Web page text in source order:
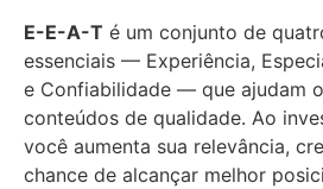
E-E-A-T é um conjunto de
essenciais — Experiência,
e Confiabilidade — que ajudam
conteúdos de qualidade. Ao
você aumenta sua relevância,
chance de alcançar melhor